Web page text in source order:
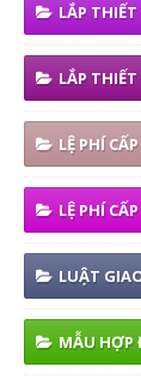
LẮP
LẮP
LỆ PHÍ
LỆ PHÍ
LUẬT
MẪU HỢP